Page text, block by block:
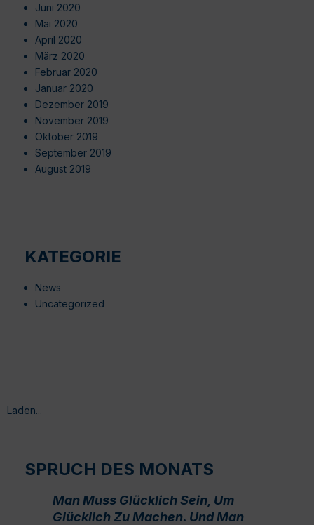
Juni 2020
Mai 2020
April 2020
März 2020
Februar 2020
Januar 2020
Dezember 2019
November 2019
Oktober 2019
September 2019
August 2019
KATEGORIE
News
Uncategorized
Laden...
SPRUCH DES MONATS
Man Muss Glücklich Sein, Um
Glücklich Zu Machen. Und Man